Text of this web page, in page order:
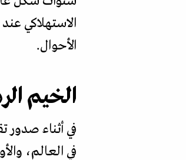
الاستهلاكي
الأحوال.
الخيم
في العالم،